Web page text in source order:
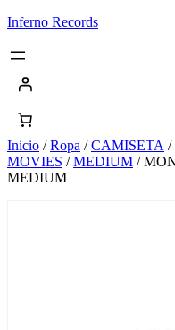
Saltar
contenido
Inferno Records
Inicio /Ropa /CAMISETA /
MOVIES /MEDIUM /
MEDIUM